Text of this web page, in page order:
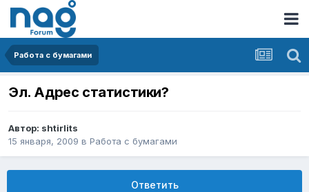
Работа с бумагами
Эл. Адрес статистики?
Автор: shtirlits
15 января, 2009 в Работа с бумагами
Ответить